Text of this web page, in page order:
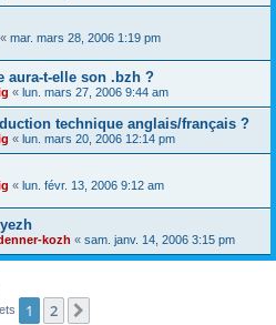
« mar. mars 28, 2006 1:19 pm
aura-t-elle son .bzh ?
« lun. mars 27, 2006 9:44 am
technique anglais/français ?
« lun. mars 20, 2006 12:14 pm
« lun. févr. 13, 2006 9:12 am
kozh « sam. janv. 14, 2006 3:15 pm
1 2